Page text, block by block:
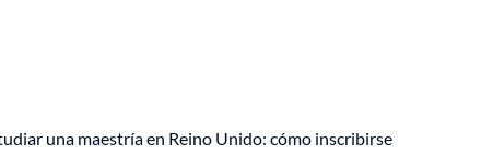
una maestría en Reino Unido: cómo inscribirse